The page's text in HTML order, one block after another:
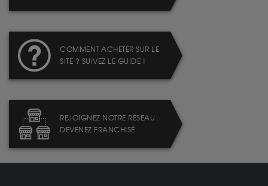
COMMENT ACHETER SUR LE
SITE ? SUIVEZ LE GUIDE !
REJOIGNEZ NOTRE RÉSEAU :
DEVENEZ FRANCHISÉ